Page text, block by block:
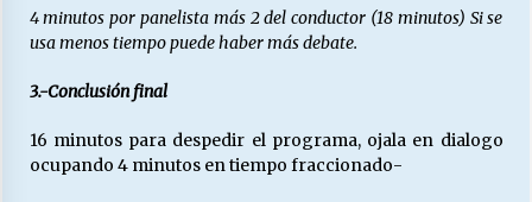
4 minutos por panelista más 2 del conductor (18 minutos) Si se
usa menos tiempo puede haber más debate.
3.-Conclusión final
16 minutos para despedir el programa, ojala en dialogo
ocupando 4 minutos en tiempo fraccionado-